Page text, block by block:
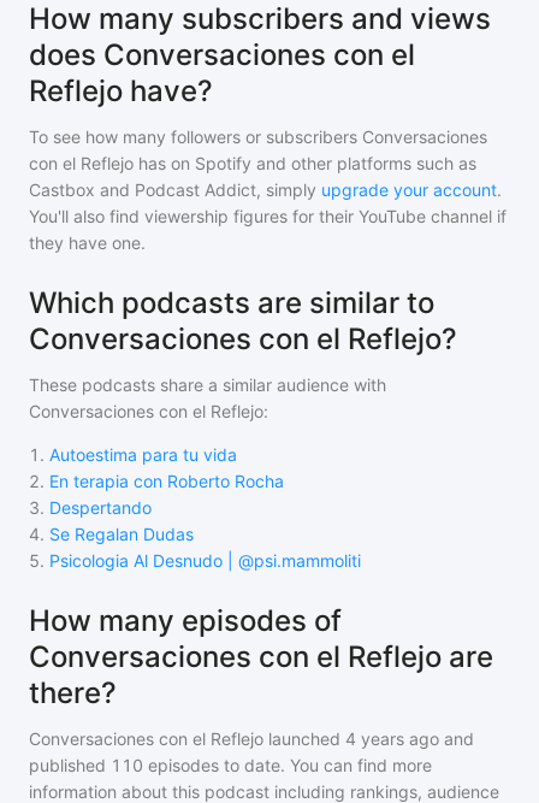
How many subscribers and views
does Conversaciones con el
Reflejo have?
To see how many followers or subscribers Conversaciones
con el Reflejo has on Spotify and other platforms such as
Castbox and Podcast Addict, simply upgrade your account.
You'll also find viewership figures for their YouTube channel if
they have one.
Which podcasts are similar to
Conversaciones con el Reflejo?
These podcasts share a similar audience with
Conversaciones con el Reflejo:
1 . Autoestima para tu vida
2. En terapia con Roberto Rocha
3. Despertando
4. Se Regalan Dudas
5. Psicologia Al Desnudo | @psi.mammoliti
How many episodes of
Conversaciones con el Reflejo are
there?
Conversaciones con el Reflejo launched 4 years ago and
published 110 episodes to date. You can find more
information about this podcast including rankings, audience